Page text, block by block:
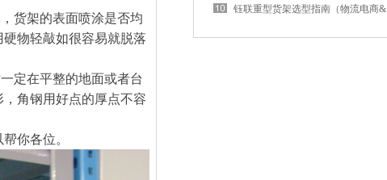
货架的表面喷涂是否均
物轻敲如很容易就脱落
定在平整的地面或者台
角钢用好点的厚点不容
你各位。
汽配新能源零部件篇）
钰联重型货架选型指南（物流电商&